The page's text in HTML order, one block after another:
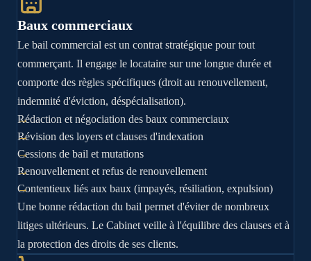
Baux commerciaux
Le bail commercial est un contrat stratégique pour tout
commerçant. Il engage le locataire sur une longue durée et
comporte des règles spécifiques (droit au renouvellement,
indemnité d'éviction, déspécialisation).
Rédaction et négociation des baux commerciaux
Révision des loyers et clauses d'indexation
Cessions de bail et mutations
Renouvellement et refus de renouvellement
Contentieux liés aux baux (impayés, résiliation, expulsion)
Une bonne rédaction du bail permet d'éviter de nombreux
litiges ultérieurs. Le Cabinet veille à l'équilibre des clauses et à
la protection des droits de ses clients.